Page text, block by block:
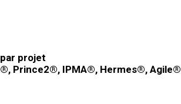
projet
Prince2®, IPMA®, Hermes®, Agile®